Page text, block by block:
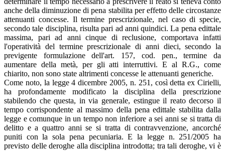
anche della diminuzione di pena stabilita per effetto delle circostanze
attenuanti concesse. Il termine prescrizionale, nel caso di specie,
secondo tale disciplina, risulta pari ad anni quindici. La pena edittale
massima, pari ad anni cinque di reclusione, comportava infatti
l'operatività del termine prescrizionale di anni dieci, secondo la
previgente formulazione dell'art. 157, cod. pen., termine da
aumentare della metà, per gli atti interruttivi. E al R.G., come
chiarito, non sono state altrimenti concesse le attenuanti generiche.
Come noto, la legge 4 dicembre 2005, n. 251, così detta ex Cirielli,
ha profondamente modificato la disciplina della prescrizione
stabilendo che questa, in via generale, estingue il reato decorso il
tempo corrispondente al massimo della pena edittale stabilita dalla
legge e comunque in un tempo non inferiore a sei anni se si tratta di
delitto e a quattro anni se si tratta di contravvenzione, ancorché
puniti con la sola pena pecuniaria. E la legge n. 251/2005 ha
previsto delle deroghe alla disciplina introdotta; tra tali deroghe, vi è